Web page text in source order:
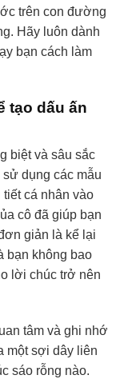
trên con đường
Hãy luôn dành
bạn cách làm
tạo dấu ấn
biệt và sâu sắc
dụng các mẫu
cá nhân vào
cô đã giúp bạn
giản là kể lại
bạn không bao
lời chúc trở nên
tâm và ghi nhớ
một sợi dây liên
sáo rỗng nào.